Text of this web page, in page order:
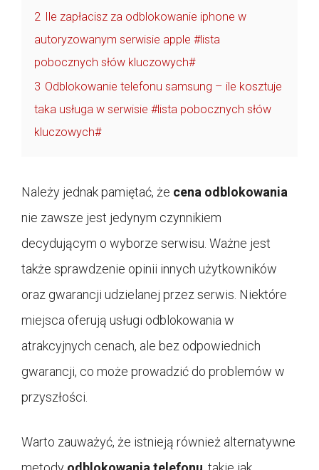
2 Ile zapłacisz za odblokowanie iphone w
autoryzowanym serwisie apple #lista
pobocznych słów kluczowych#
3 Odblokowanie telefonu samsung – ile kosztuje
taka usługa w serwisie #lista pobocznych słów
kluczowych#
Należy jednak pamiętać, że cena odblokowania
nie zawsze jest jedynym czynnikiem
decydującym o wyborze serwisu. Ważne jest
także sprawdzenie opinii innych użytkowników
oraz gwarancji udzielanej przez serwis. Niektóre
miejsca oferują usługi odblokowania w
atrakcyjnych cenach, ale bez odpowiednich
gwarancji, co może prowadzić do problemów w
przyszłości.
Warto zauważyć, że istnieją również alternatywne